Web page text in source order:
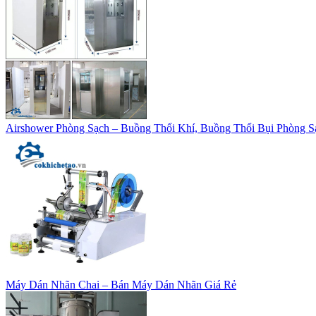
Airshower Phòng Sạch – Buồng Thổi Khí, Buồng Thổi Bụi Phòng
Máy Dán Nhãn Chai – Bán Máy Dán Nhãn Giá Rẻ